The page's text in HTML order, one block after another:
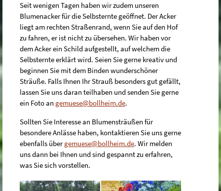
Seit wenigen Tagen haben wir zudem unseren
Blumenacker für die Selbsternte geöffnet. Der Acker
liegt am rechten Straßenrand, wenn Sie auf den Hof
zu fahren, er ist nicht zu übersehen. Wir haben vor
dem Acker ein Schild aufgestellt, auf welchem die
Selbsternte erklärt wird. Seien Sie gerne kreativ und
beginnen Sie mit dem Binden wunderschöner
Sträuße. Falls Ihnen Ihr Strauß besonders gut gefällt,
lassen Sie uns daran teilhaben und senden Sie gerne
ein Foto an gemuese@bollheim.de.
Sollten Sie Interesse an Blumensträußen für
besondere Anlässe haben, kontaktieren Sie uns gerne
ebenfalls übergemuese@bollheim.de. Wir melden
uns dann bei Ihnen und sind gespannt zu erfahren,
was Sie sich vorstellen.